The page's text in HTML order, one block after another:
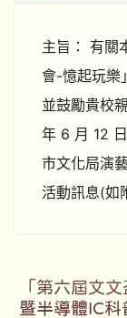
主旨： 有關
會-憶起玩樂
並鼓勵貴校
年 6 月 12
市文化局演
活動訊息(如
「第六屆文
暨半導體IC科